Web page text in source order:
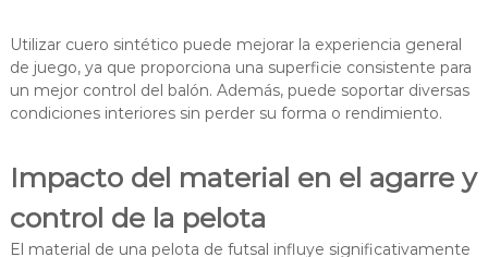
Utilizar cuero sintético puede mejorar la experiencia general
de juego, ya que proporciona una superficie consistente para
un mejor control del balón. Además, puede soportar diversas
condiciones interiores sin perder su forma o rendimiento.
Impacto del material en el agarre y
control de la pelota
El material de una pelota de futsal influye significativamente